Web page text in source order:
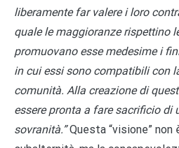
liberamente far valere i loro
quale le maggioranze rispettino
promuovano esse medesime i
in cui essi sono compatibili con
comunità. Alla creazione di
essere pronta a fare sacrificio di
sovranità.”Questa “visione” non